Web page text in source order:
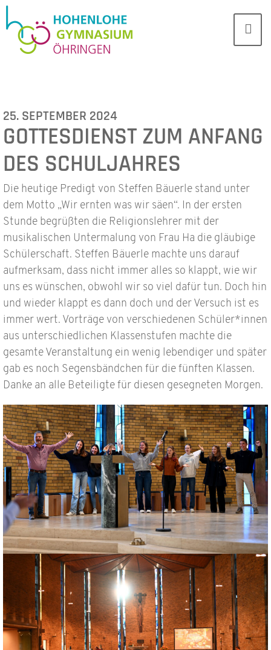
25. SEPTEMBER 2024
GOTTESDIENST ZUM ANFANG
DES SCHULJAHRES
Die heutige Predigt von Steffen Bäuerle stand unter
dem Motto „Wir ernten was wir säen“. In der ersten
Stunde begrüßten die Religionslehrer mit der
musikalischen Untermalung von Frau Ha die gläubige
Schülerschaft. Steffen Bäuerle machte uns darauf
aufmerksam, dass nicht immer alles so klappt, wie wir
uns es wünschen, obwohl wir so viel dafür tun. Doch hin
und wieder klappt es dann doch und der Versuch ist es
immer wert. Vorträge von verschiedenen Schüler*innen
aus unterschiedlichen Klassenstufen machte die
gesamte Veranstaltung ein wenig lebendiger und später
gab es noch Segensbändchen für die fünften Klassen.
Danke an alle Beteiligte für diesen gesegneten Morgen.